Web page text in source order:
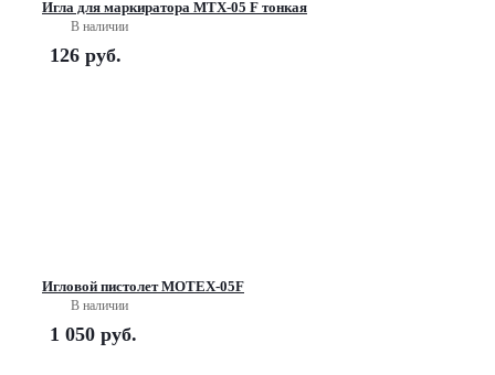
Игла для маркиратора МТХ-05 F тонкая
В наличии
126 руб.
Игловой пистолет MOTEX-05F
В наличии
1 050 руб.